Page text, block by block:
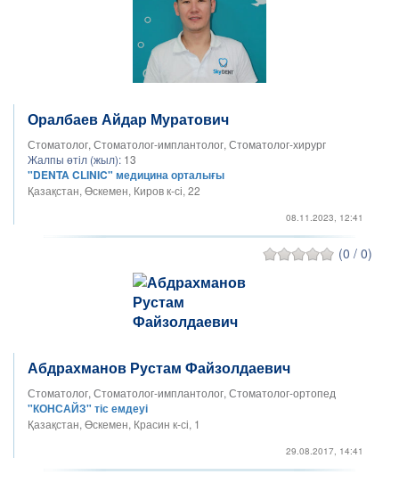
Оралбаев Айдар Муратович
Стоматолог, Стоматолог-имплантолог, Стоматолог-хирург
Жалпы өтіл (жыл): 13
"DENTA CLINIC" медицина орталығы
Қазақстан, Өскемен, Киров к-сі, 22
08.11.2023, 12:41
(0 / 0)
Абдрахманов Рустам Файзолдаевич
Стоматолог, Стоматолог-имплантолог, Стоматолог-ортопед
"КОНСАЙЗ" тіс емдеуі
Қазақстан, Өскемен, Красин к-сі, 1
29.08.2017, 14:41